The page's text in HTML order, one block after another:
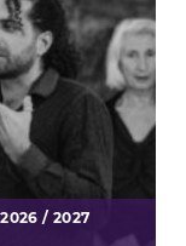
/ 2027